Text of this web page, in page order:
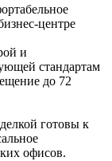
центре
и
стандартам
до 72
готовы к
офисов.